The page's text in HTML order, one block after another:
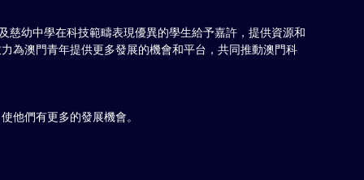
慈幼中學在科技範疇表現優異的學生給予嘉許，提供資源和
為澳門青年提供更多發展的機會和平台，共同推動澳門科
他們有更多的發展機會。